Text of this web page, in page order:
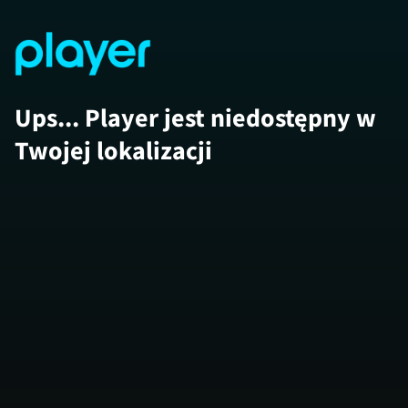
Ups... Player jest niedostępny w
Twojej lokalizacji